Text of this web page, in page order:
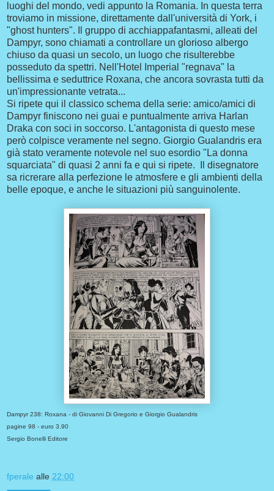
luoghi del mondo, vedi appunto la Romania. In questa terra
troviamo in missione, direttamente dall'università di York, i
"ghost hunters". Il gruppo di acchiappafantasmi, alleati del
Dampyr, sono chiamati a controllare un glorioso albergo
chiuso da quasi un secolo, un luogo che risulterebbe
posseduto da spettri. Nell'Hotel Imperial "regnava" la
bellissima e seduttrice Roxana, che ancora sovrasta tutti da
un'impressionante vetrata...
Si ripete qui il classico schema della serie: amico/amici di
Dampyr finiscono nei guai e puntualmente arriva Harlan
Draka con soci in soccorso. L'antagonista di questo mese
però colpisce veramente nel segno. Giorgio Gualandris era
già stato veramente notevole nel suo esordio "La donna
squarciata" di quasi 2 anni fa e qui si ripete. Il disegnatore
sa ricrerare alla perfezione le atmosfere e gli ambienti della
belle epoque, e anche le situazioni più sanguinolente.
Dampyr 238: Roxana - di Giovanni Di Gregorio e Giorgio Gualandris
pagine 98 - euro 3.90
Sergio Bonelli Editore
fperale alle 22:00